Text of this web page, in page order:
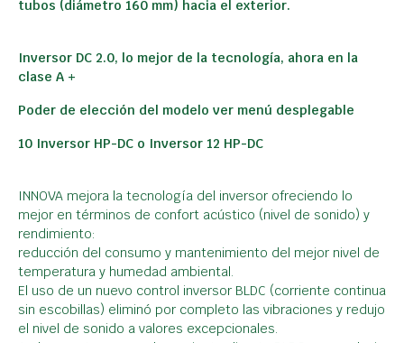
tubos (diámetro 160 mm) hacia el exterior.
Inversor DC 2.0, lo mejor de la tecnología, ahora en la
clase A +
Poder de elección del modelo ver menú desplegable
10 Inversor HP-DC o Inversor 12 HP-DC
INNOVA mejora la tecnología del inversor ofreciendo lo
mejor en términos de confort acústico (nivel de sonido) y
rendimiento:
reducción del consumo y mantenimiento del mejor nivel de
temperatura y humedad ambiental.
El uso de un nuevo control inversor BLDC (corriente continua
sin escobillas) eliminó por completo las vibraciones y redujo
el nivel de sonido a valores excepcionales.